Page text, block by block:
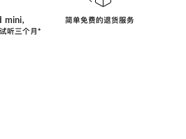
，
听三个月脚
⁺
简单免费的退货服务